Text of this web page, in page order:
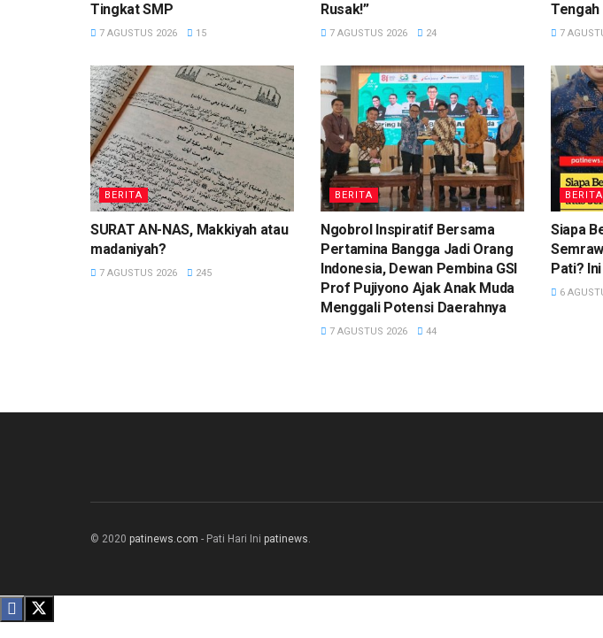
Tingkat SMP
7 AGUSTUS 2026 15
Rusak!”
7 AGUSTUS 2026 24
Tengah
7
BERITA
SURAT AN-NAS, Makkiyah atau
madaniyah?
7 AGUSTUS 2026 245
BERITA
Ngobrol Inspiratif Bersama
Pertamina Bangga Jadi Orang
Indonesia, Dewan Pembina GSI
Prof Pujiyono Ajak Anak Muda
Menggali Potensi Daerahnya
7 AGUSTUS 2026 44
BERITA
Siapa
Pati?
6
© 2020 patinews.com - Pati Hari Ini patinews